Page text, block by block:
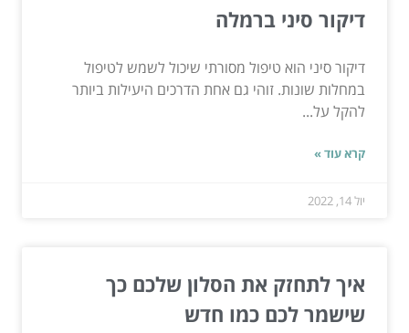
דיקור סיני ברמלה
דיקור סיני הוא טיפול מסורתי שיכול לשמש לטיפול
במחלות שונות. זוהי גם אחת הדרכים היעילות ביותר
להקל על...
קרא עוד »
יול 14, 2022
איך לתחזק את הסלון שלכם כך
שישמר לכם כמו חדש